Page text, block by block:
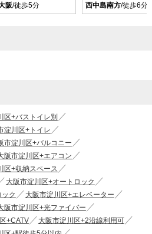
阪/徒歩5分
西中島南方/徒歩6分
区+バストイレ別
淀川区+トイレ
市淀川区+バルコニー
阪市淀川区+エアコン
区+収納スペース
大阪市淀川区+オートロック
ク
大阪市淀川区+エレベーター
阪市淀川区+光ファイバー
+CATV
大阪市淀川区+2沿線利用可